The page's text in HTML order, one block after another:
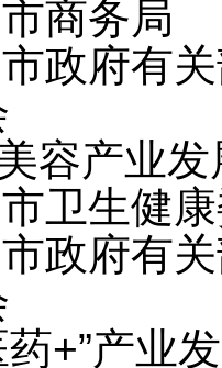
商务局
政府有
容产业发
卫生健
政府有
+”产业